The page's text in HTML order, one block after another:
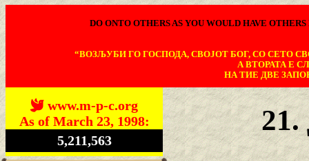
DO ONTO OTHERS AS YOU WOULD HAVE
“ВОЗЉУБИ ГО ГОСПОДА, СВОЈОТ БОГ, СО СЕТО
А ВТОРАТА Е
НА ТИЕ ДВЕ
www.m-p-c.org
As of March 23, 1998:
5,211,563